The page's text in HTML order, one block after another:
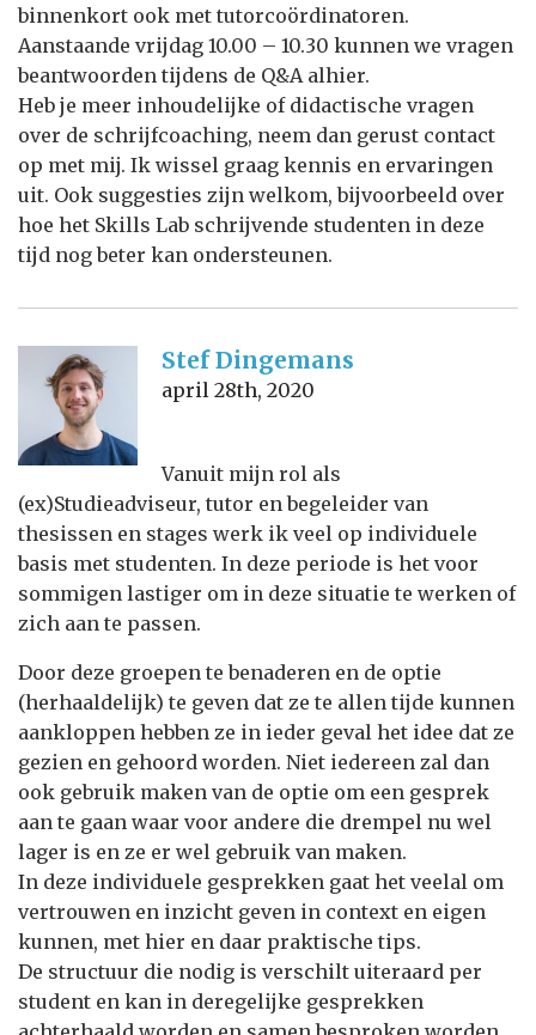
binnenkort ook met tutorcoördinatoren.
Aanstaande vrijdag 10.00 – 10.30 kunnen we vragen
beantwoorden tijdens de Q&A alhier.
Heb je meer inhoudelijke of didactische vragen
over de schrijfcoaching, neem dan gerust contact
op met mij. Ik wissel graag kennis en ervaringen
uit. Ook suggesties zijn welkom, bijvoorbeeld over
hoe het Skills Lab schrijvende studenten in deze
tijd nog beter kan ondersteunen.
Stef Dingemans
april 28th, 2020
Vanuit mijn rol als
(ex)Studieadviseur, tutor en begeleider van
thesissen en stages werk ik veel op individuele
basis met studenten. In deze periode is het voor
sommigen lastiger om in deze situatie te werken of
zich aan te passen.
Door deze groepen te benaderen en de optie
(herhaaldelijk) te geven dat ze te allen tijde kunnen
aankloppen hebben ze in ieder geval het idee dat ze
gezien en gehoord worden. Niet iedereen zal dan
ook gebruik maken van de optie om een gesprek
aan te gaan waar voor andere die drempel nu wel
lager is en ze er wel gebruik van maken.
In deze individuele gesprekken gaat het veelal om
vertrouwen en inzicht geven in context en eigen
kunnen, met hier en daar praktische tips.
De structuur die nodig is verschilt uiteraard per
student en kan in deregelijke gesprekken